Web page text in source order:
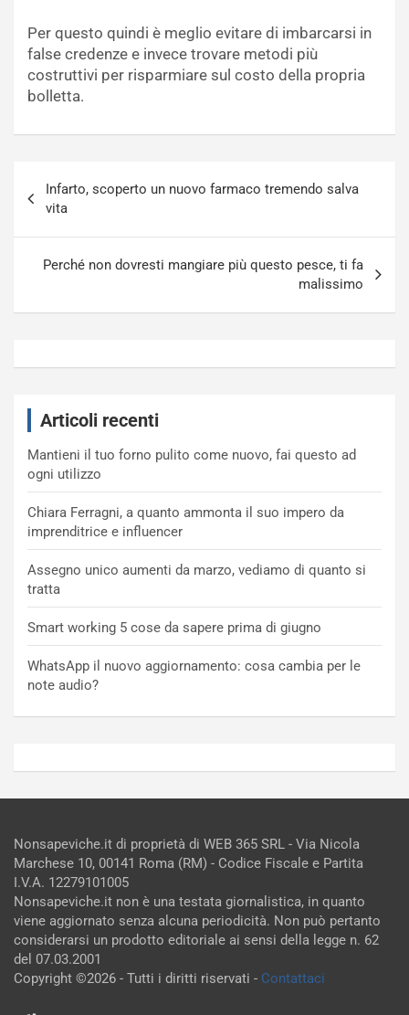
Per questo quindi è meglio evitare di imbarcarsi in
false credenze e invece trovare metodi più
costruttivi per risparmiare sul costo della propria
bolletta.
articoli
Infarto, scoperto un nuovo farmaco tremendo salva
vita
Perché non dovresti mangiare più questo pesce, ti fa
malissimo
Articoli recenti
Mantieni il tuo forno pulito come nuovo, fai questo ad
ogni utilizzo
Chiara Ferragni, a quanto ammonta il suo impero da
imprenditrice e influencer
Assegno unico aumenti da marzo, vediamo di quanto si
tratta
Smart working 5 cose da sapere prima di giugno
WhatsApp il nuovo aggiornamento: cosa cambia per le
note audio?
Nonsapeviche.it di proprietà di WEB 365 SRL - Via Nicola
Marchese 10, 00141 Roma (RM) - Codice Fiscale e Partita
I.V.A. 12279101005
Nonsapeviche.it non è una testata giornalistica, in quanto
viene aggiornato senza alcuna periodicità. Non può pertanto
considerarsi un prodotto editoriale ai sensi della legge n. 62
del 07.03.2001
Copyright ©2026 - Tutti i diritti riservati - Contattaci